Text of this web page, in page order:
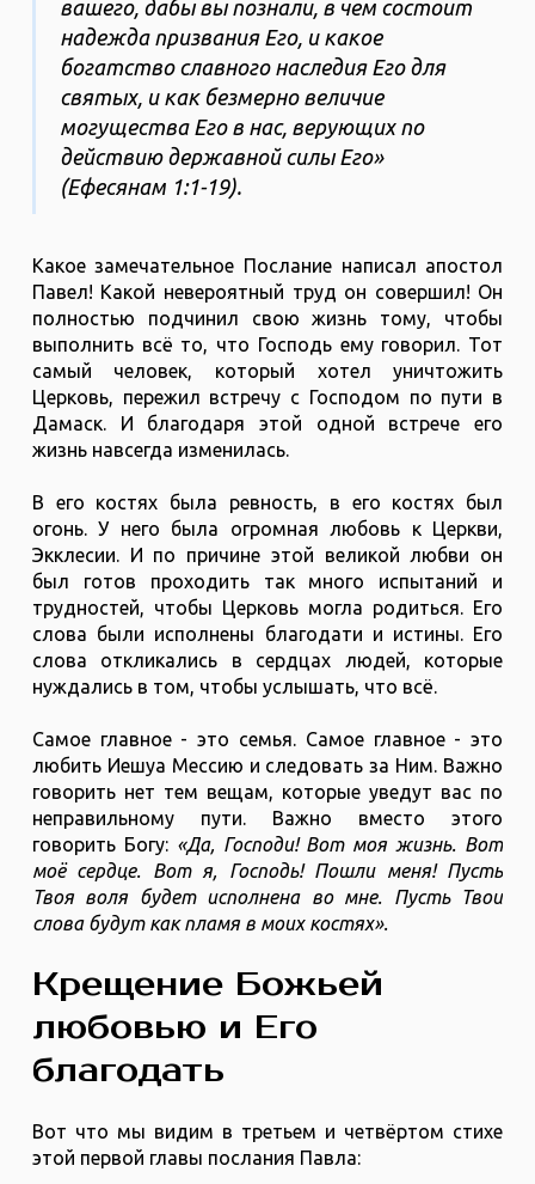
вашего, дабы вы познали, в чем состоит
надежда призвания Его, и какое
богатство славного наследия Его для
святых, и как безмерно величие
могущества Его в нас, верующих по
действию державной силы Его»
(Ефесянам 1:1-19).
Какое замечательное Послание написал апостол
Павел! Какой невероятный труд он совершил! Он
полностью подчинил свою жизнь тому, чтобы
выполнить всё то, что Господь ему говорил. Тот
самый человек, который хотел уничтожить
Церковь, пережил встречу с Господом по пути в
Дамаск. И благодаря этой одной встрече его
жизнь навсегда изменилась.
В его костях была ревность, в его костях был
огонь. У него была огромная любовь к Церкви,
Экклесии. И по причине этой великой любви он
был готов проходить так много испытаний и
трудностей, чтобы Церковь могла родиться. Его
слова были исполнены благодати и истины. Его
слова откликались в сердцах людей, которые
нуждались в том, чтобы услышать, что всё.
Самое главное - это семья. Самое главное - это
любить Иешуа Мессию и следовать за Ним. Важно
говорить нет тем вещам, которые уведут вас по
неправильному пути. Важно вместо этого
говорить Богу: «Да, Господи! Вот моя жизнь. Вот
моё сердце. Вот я, Господь! Пошли меня! Пусть
Твоя воля будет исполнена во мне. Пусть Твои
слова будут как пламя в моих костях».
Крещение Божьей
любовью и Его
благодать
Вот что мы видим в третьем и четвёртом стихе
этой первой главы послания Павла: